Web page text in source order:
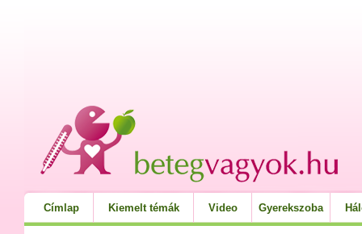
Címlap Kiemelt témák Video Gyerekszoba